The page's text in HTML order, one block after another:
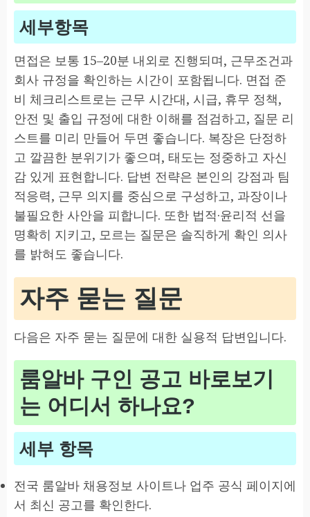
세부항목
면접은 보통 15–20분 내외로 진행되며, 근무조건과
회사 규정을 확인하는 시간이 포함됩니다. 면접 준
비 체크리스트로는 근무 시간대, 시급, 휴무 정책,
안전 및 출입 규정에 대한 이해를 점검하고, 질문 리
스트를 미리 만들어 두면 좋습니다. 복장은 단정하
고 깔끔한 분위기가 좋으며, 태도는 정중하고 자신
감 있게 표현합니다. 답변 전략은 본인의 강점과 팀
적응력, 근무 의지를 중심으로 구성하고, 과장이나
불필요한 사안을 피합니다. 또한 법적·윤리적 선을
명확히 지키고, 모르는 질문은 솔직하게 확인 의사
를 밝혀도 좋습니다.
자주 묻는 질문
다음은 자주 묻는 질문에 대한 실용적 답변입니다.
룸알바 구인 공고 바로보기
는 어디서 하나요?
세부 항목
전국 룸알바 채용정보 사이트나 업주 공식 페이지에
서 최신 공고를 확인한다.